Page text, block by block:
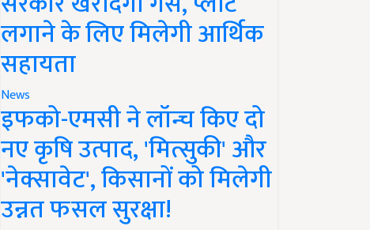
लगाने के लिए मिलेगी आर्थिक
सहायता
News
इफको-एमसी ने लॉन्च किए दो
नए कृषि उत्पाद, 'मित्सुकी' और
'नेक्सावेट', किसानों को मिलेगी
उन्नत फसल सुरक्षा!